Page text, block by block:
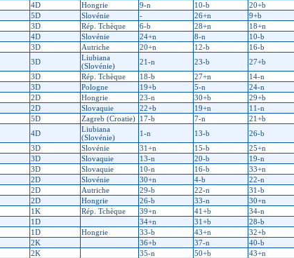
4D Hongrie 9-n 10-b 20+b
5D Slovénie - 26+n 9+b
3D Rép. Tchèque 6-b 28+n 18+n
4D Slovénie 24+n 8-n 10-b
3D Autriche 20+n 12-b 16-b
3D
Liubiana
(Slovénie)
21-n 23-b 27+b
3D Rép. Tchèque 18-b 27+n 14-n
3D Pologne 19+b 5-n 24-n
2D Hongrie 23-n 30+b 29+b
2D Slovaquie 22+b 19+n 11-n
5D Zagreb (Croatie) 17-b 7-n 21+b
4D
Liubiana
(Slovénie)
1-n 13-b 26-b
3D Slovénie 31+n 15-b 25+n
3D Slovaquie 13-n 20-b 19-n
3D Slovaquie 10-n 16-b 33+n
2D Slovénie 30+n 4-b 22-n
2D Autriche 29-b 22-n 31-b
2D Hongrie 26-b 33-n 30+n
1K Rép. Tchèque 39+n 41+b 34-n
1D 34+n 31+b 28-b
1D Hongrie 33-b 43+n 32+b
2K 36+b 37-n 40-b
2K 35-n 50+b 43+n